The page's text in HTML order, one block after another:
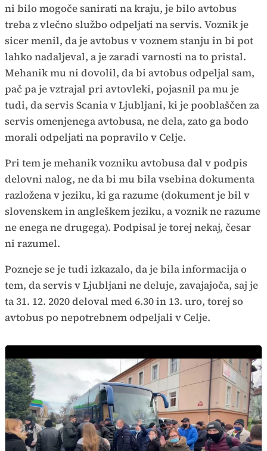
ni bilo mogoče sanirati na kraju, je bilo avtobus
treba z vlečno službo odpeljati na servis. Voznik je
sicer menil, da je avtobus v voznem stanju in bi pot
lahko nadaljeval, a je zaradi varnosti na to pristal.
Mehanik mu ni dovolil, da bi avtobus odpeljal sam,
pač pa je vztrajal pri avtovleki, pojasnil pa mu je
tudi, da servis Scania v Ljubljani, ki je pooblaščen za
servis omenjenega avtobusa, ne dela, zato ga bodo
morali odpeljati na popravilo v Celje.
Pri tem je mehanik vozniku avtobusa dal v podpis
delovni nalog, ne da bi mu bila vsebina dokumenta
razložena v jeziku, ki ga razume (dokument je bil v
slovenskem in angleškem jeziku, a voznik ne razume
ne enega ne drugega). Podpisal je torej nekaj, česar
ni razumel.
Pozneje se je tudi izkazalo, da je bila informacija o
tem, da servis v Ljubljani ne deluje, zavajajoča, saj je
ta 31. 12. 2020 deloval med 6.30 in 13. uro, torej so
avtobus po nepotrebnem odpeljali v Celje.